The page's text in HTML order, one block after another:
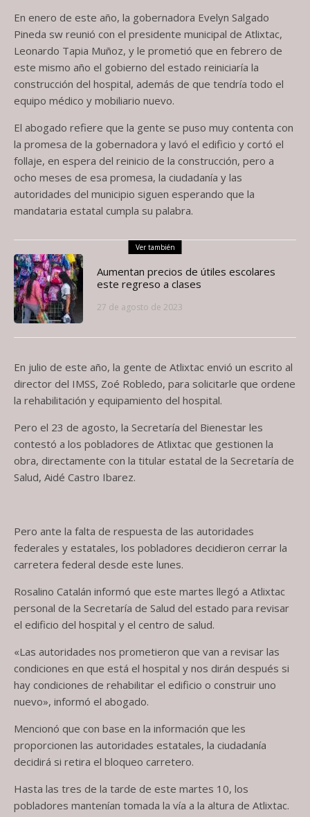
En enero de este año, la gobernadora Evelyn Salgado
Pineda sw reunió con el presidente municipal de Atlixtac,
Leonardo Tapia Muñoz, y le prometió que en febrero de
este mismo año el gobierno del estado reiniciaría la
construcción del hospital, además de que tendría todo el
equipo médico y mobiliario nuevo.
El abogado refiere que la gente se puso muy contenta con
la promesa de la gobernadora y lavó el edificio y cortó el
follaje, en espera del reinicio de la construcción, pero a
ocho meses de esa promesa, la ciudadanía y las
autoridades del municipio siguen esperando que la
mandataria estatal cumpla su palabra.
Ver también
Aumentan precios de útiles escolares
este regreso a clases
27 de agosto de 2023
En julio de este año, la gente de Atlixtac envió un escrito al
director del IMSS, Zoé Robledo, para solicitarle que ordene
la rehabilitación y equipamiento del hospital.
Pero el 23 de agosto, la Secretaría del Bienestar les
contestó a los pobladores de Atlixtac que gestionen la
obra, directamente con la titular estatal de la Secretaría de
Salud, Aidé Castro Ibarez.
Pero ante la falta de respuesta de las autoridades
federales y estatales, los pobladores decidieron cerrar la
carretera federal desde este lunes.
Rosalino Catalán informó que este martes llegó a Atlixtac
personal de la Secretaría de Salud del estado para revisar
el edificio del hospital y el centro de salud.
«Las autoridades nos prometieron que van a revisar las
condiciones en que está el hospital y nos dirán después si
hay condiciones de rehabilitar el edificio o construir uno
nuevo», informó el abogado.
Mencionó que con base en la información que les
proporcionen las autoridades estatales, la ciudadanía
decidirá si retira el bloqueo carretero.
Hasta las tres de la tarde de este martes 10, los
pobladores mantenían tomada la vía a la altura de Atlixtac.